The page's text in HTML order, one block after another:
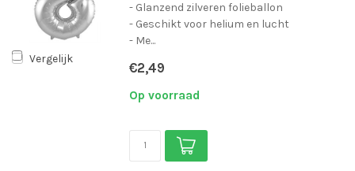
Vergelijk
- Glanzend zilveren folieballon
- Geschikt voor helium en lucht
- Me...
€2,49
Op voorraad